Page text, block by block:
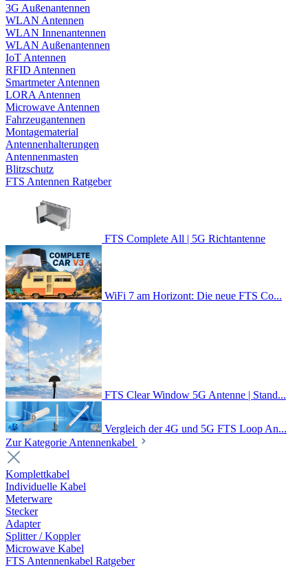
3G Außenantennen
WLAN Antennen
WLAN Innenantennen
WLAN Außenantennen
IoT Antennen
RFID Antennen
Smartmeter Antennen
LORA Antennen
Microwave Antennen
Fahrzeugantennen
Montagematerial
Antennenhalterungen
Antennenmasten
Blitzschutz
FTS Antennen Ratgeber
FTS Complete All | 5G Richtantenne
WiFi 7 am Horizont: Die neue FTS Co...
FTS Clear Window 5G Antenne | Stand...
Vergleich der 4G und 5G FTS Loop An...
Zur Kategorie Antennenkabel
Komplettkabel
Individuelle Kabel
Meterware
Stecker
Adapter
Splitter / Koppler
Microwave Kabel
FTS Antennenkabel Ratgeber